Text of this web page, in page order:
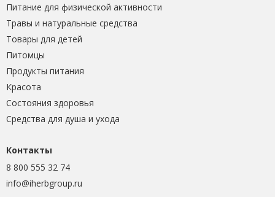
Питание для физической активности
Травы и натуральные средства
Товары для детей
Питомцы
Продукты питания
Красота
Состояния здоровья
Средства для душа и ухода
Контакты
8 800 555 32 74
info@iherbgroup.ru